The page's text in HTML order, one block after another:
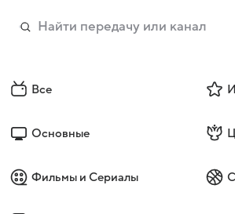
Все
Основные
Фильмы и Сериалы